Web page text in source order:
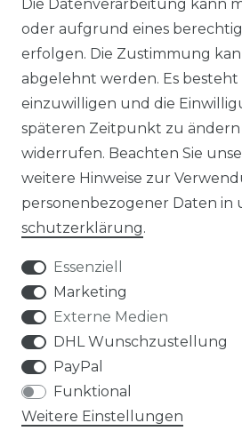
MAGAZIN
HERSTELLER
REFERENZEN
VERTRAG WIDERRUFEN
Die Datenverarbeitung kann
oder aufgrund eines
erfolgen. Die Zustimmung
abgelehnt werden. Es besteht
einzuwilligen und die
späteren Zeitpunkt zu ändern
widerrufen. Beachten Sie
weitere Hinweise zur
personenbezogener Daten in
schutz­erklärung.
Essenziell
Marketing
Externe Medien
DHL Wunschzustellung
PayPal
Funktional
Weitere Einstellungen